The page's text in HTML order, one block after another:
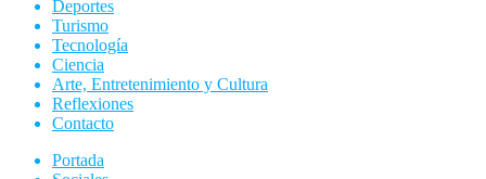
Deportes
Turismo
Tecnología
Ciencia
Arte, Entretenimiento y Cultura
Reflexiones
Contacto
Portada